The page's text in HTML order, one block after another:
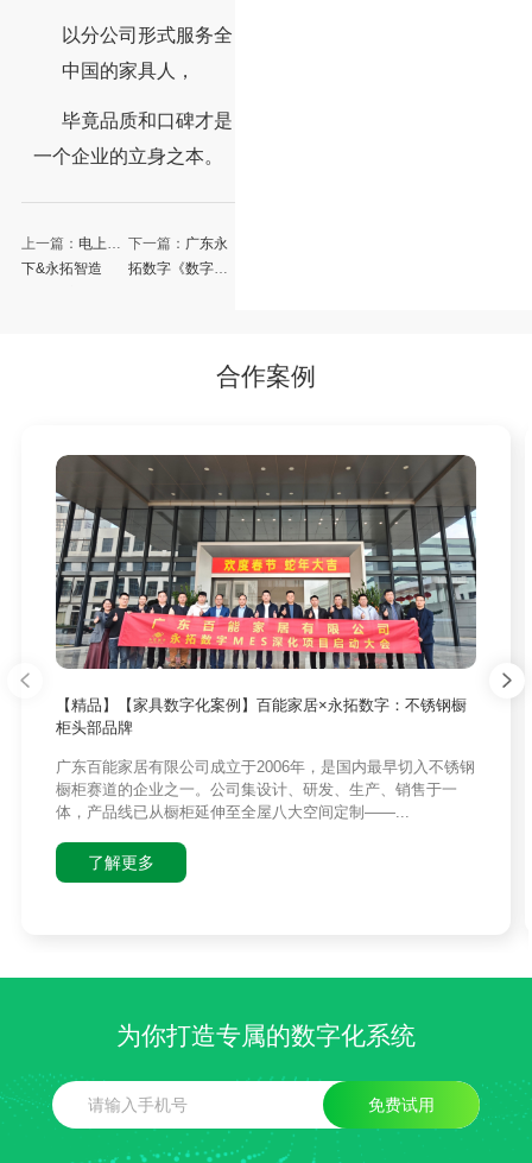
以分公司形式服务全
中国的家具人，
毕竟品质和口碑才是
一个企业的立身之本。
上一篇： 电上店
下&永拓智造
下一篇： 广东永
拓数字《数字经
合作案例
【精品】【家具数字化案例】百能家居×永拓数字：不锈钢橱
柜头部品牌
广东百能家居有限公司成立于2006年，是国内最早切入不锈钢
橱柜赛道的企业之一。公司集设计、研发、生产、销售于一
体，产品线已从橱柜延伸至全屋八大空间定制——...
了解更多
为你打造专属的数字化系统
免费试用